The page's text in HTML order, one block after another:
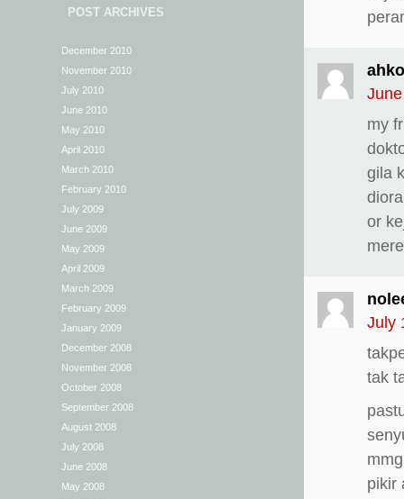
POST ARCHIVES
December 2010
November 2010
July 2010
June 2010
May 2010
April 2010
March 2010
February 2010
July 2009
June 2009
May 2009
April 2009
March 2009
February 2009
January 2009
December 2008
November 2008
October 2008
September 2008
August 2008
July 2008
June 2008
May 2008
my
gila
or
July
tak
pikir